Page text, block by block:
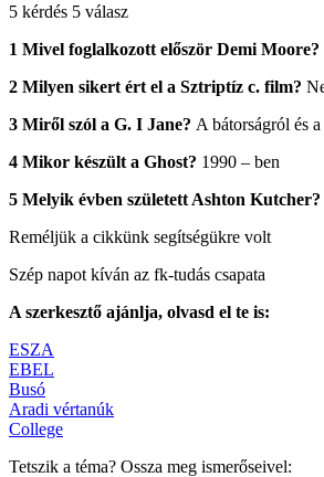
5 kérdés 5 válasz
1 Mivel foglalkozott először Demi Moore?
2 Milyen sikert ért el a Sztriptíz c. film?
3 Miről szól a G. I Jane? A bátorságról és
4 Mikor készült a Ghost? 1990 – ben
5 Melyik évben született Ashton Kutcher?
Reméljük a cikkünk segítségükre volt
Szép napot kíván az fk-tudás csapata
A szerkesztő ajánlja, olvasd el te is:
ESZA
EBEL
Busó
Aradi vértanúk
College
Tetszik a téma? Ossza meg ismerőseivel: